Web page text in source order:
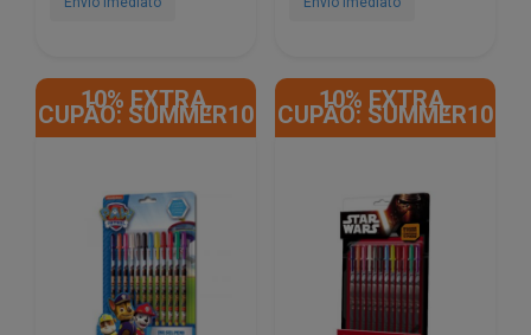
10% EXTRA,
CUPÃO: SUMMER10
10% EXTRA,
CUPÃO: SUMMER10